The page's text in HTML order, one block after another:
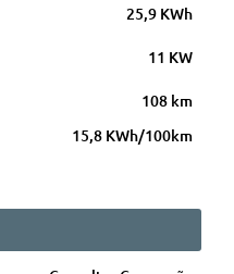
25,9 KWh
11 KW
108 km
15,8 KWh/100km